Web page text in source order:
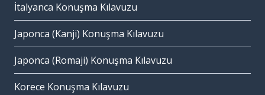
İtalyanca Konuşma Kılavuzu
Japonca (Kanji) Konuşma Kılavuzu
Japonca (Romaji) Konuşma Kılavuzu
Korece Konuşma Kılavuzu